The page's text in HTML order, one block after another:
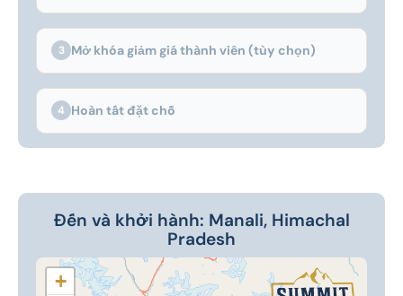
3 Mở khóa giảm giá thành viên (tùy chọn)
4 Hoàn tất đặt chỗ
Đến và khởi hành: Manali, Himachal
Pradesh
+